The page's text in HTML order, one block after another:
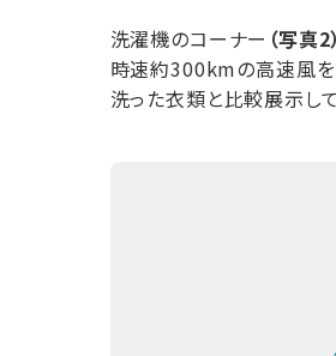
洗濯機のコーナー （写真2
時速約300kmの高速風を
洗った衣類と比較展示し